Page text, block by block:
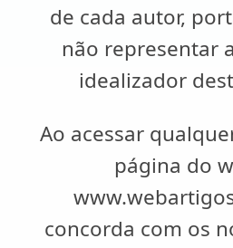
de cada autor,
não representar
idealizador
Ao acessar
página do
concorda com os